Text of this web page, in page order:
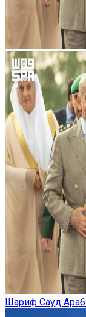
Шариф Сауд